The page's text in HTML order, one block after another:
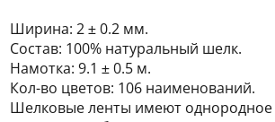
Ширина: 2 ± 0.2 мм.
Состав: 100% натуральный шелк.
Намотка: 9.1 ± 0.5 м.
Кол-во цветов: 106 наименований.
Шелковые ленты имеют однородное